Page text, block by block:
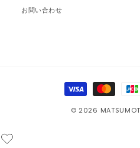
お問い合わせ
決
済
© 2026